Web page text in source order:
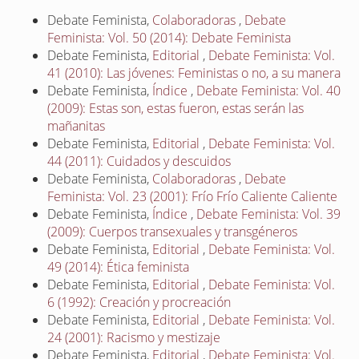
Debate Feminista, Colaboradoras , Debate
Feminista: Vol. 50 (2014): Debate Feminista
Debate Feminista, Editorial , Debate Feminista: Vol.
41 (2010): Las jóvenes: Feministas o no, a su manera
Debate Feminista, Índice , Debate Feminista: Vol. 40
(2009): Estas son, estas fueron, estas serán las
mañanitas
Debate Feminista, Editorial , Debate Feminista: Vol.
44 (2011): Cuidados y descuidos
Debate Feminista, Colaboradoras , Debate
Feminista: Vol. 23 (2001): Frío Frío Caliente Caliente
Debate Feminista, Índice , Debate Feminista: Vol. 39
(2009): Cuerpos transexuales y transgéneros
Debate Feminista, Editorial , Debate Feminista: Vol.
49 (2014): Ética feminista
Debate Feminista, Editorial , Debate Feminista: Vol.
6 (1992): Creación y procreación
Debate Feminista, Editorial , Debate Feminista: Vol.
24 (2001): Racismo y mestizaje
Debate Feminista, Editorial , Debate Feminista: Vol.